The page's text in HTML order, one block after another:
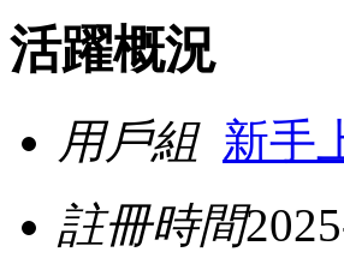
活躍概況
用戶組 新手
註冊時間